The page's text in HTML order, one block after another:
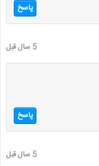
پاسخ
5 سال قبل
پاسخ
5 سال قبل